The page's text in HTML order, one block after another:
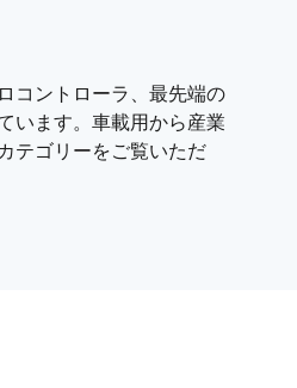
コントローラ、最先端の
います。車載用から産業
テゴリーをご覧いただ